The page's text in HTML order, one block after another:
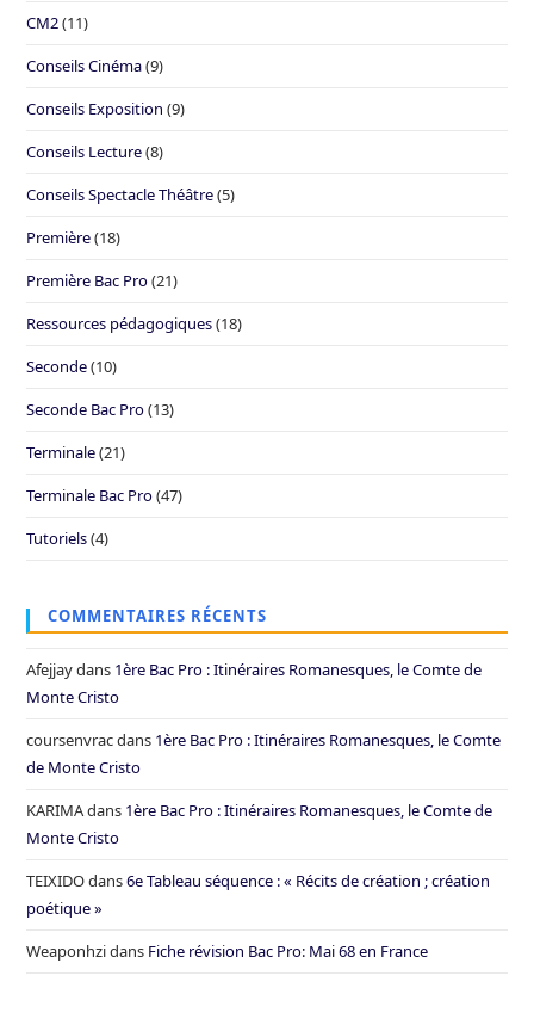
CM2(11)
Conseils Cinéma(9)
Conseils Exposition (9)
Conseils Lecture(8)
Conseils Spectacle Théâtre(5)
Première(18)
Première Bac Pro(21)
Ressources pédagogiques(18)
Seconde(10)
Seconde Bac Pro(13)
Terminale(21)
Terminale Bac Pro(47)
Tutoriels(4)
COMMENTAIRES RÉCENTS
Afejjaydans 1ère Bac Pro : Itinéraires Romanesques, le Comte de
Monte Cristo
coursenvracdans 1ère Bac Pro : Itinéraires Romanesques, le Comte
de Monte Cristo
KARIMAdans 1ère Bac Pro : Itinéraires Romanesques, le Comte de
Monte Cristo
TEIXIDOdans6e Tableau séquence : « Récits de création ; création
poétique »
Weaponhzidans Fiche révision Bac Pro: Mai 68 en France